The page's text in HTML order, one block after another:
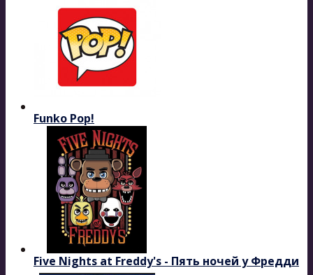
Funko Pop!
Five Nights at Freddy's - Пять ночей у Фредди